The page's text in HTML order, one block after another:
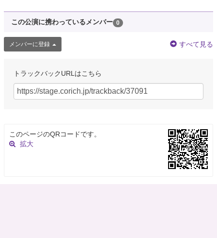
この公演に携わっているメンバー 0
メンバーに登録 すべて見る
トラックバックURLはこちら
このページのQRコードです。
拡大